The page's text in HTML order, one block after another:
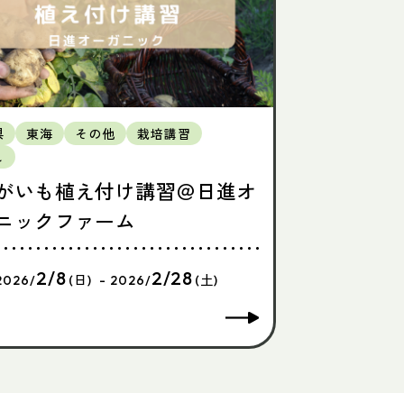
東海 その他
栽培講習
いも植え付け講習＠日進オ
ックファーム
2/8 (日) - 2026/2/28 (土)